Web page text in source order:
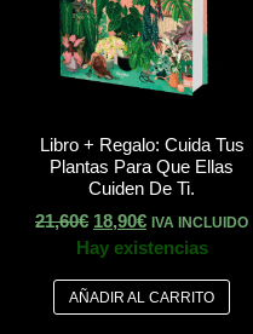
Libro + Regalo: Cuida Tus
Plantas Para Que Ellas
Cuiden De Ti.
21,60€ 18,90€ IVA INCLUIDO
Hay existencias
AÑADIR AL CARRITO